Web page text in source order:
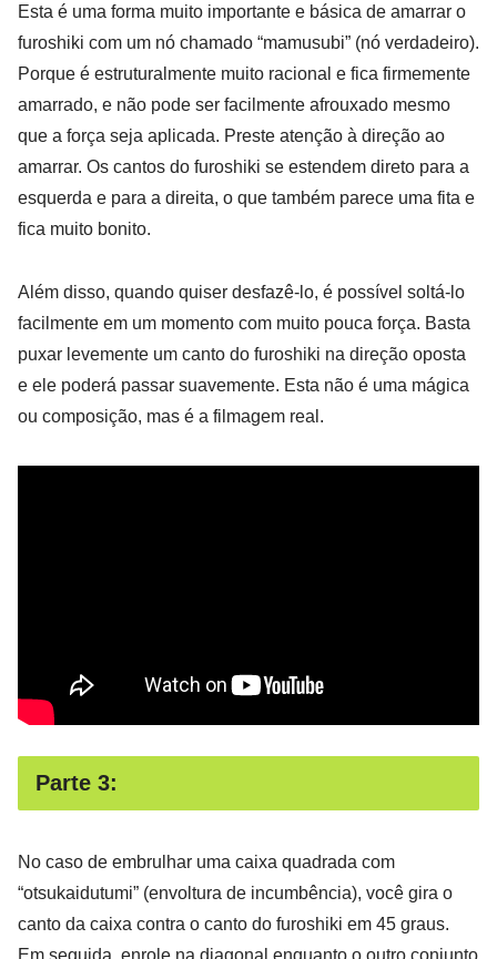
Esta é uma forma muito importante e básica de amarrar o
furoshiki com um nó chamado “mamusubi” (nó verdadeiro).
Porque é estruturalmente muito racional e fica firmemente
amarrado, e não pode ser facilmente afrouxado mesmo
que a força seja aplicada. Preste atenção à direção ao
amarrar. Os cantos do furoshiki se estendem direto para a
esquerda e para a direita, o que também parece uma fita e
fica muito bonito.
Além disso, quando quiser desfazê-lo, é possível soltá-lo
facilmente em um momento com muito pouca força. Basta
puxar levemente um canto do furoshiki na direção oposta
e ele poderá passar suavemente. Esta não é uma mágica
ou composição, mas é a filmagem real.
Parte 3:
No caso de embrulhar uma caixa quadrada com
“otsukaidutumi” (envoltura de incumbência), você gira o
canto da caixa contra o canto do furoshiki em 45 graus.
Em seguida, enrole na diagonal enquanto o outro conjunto